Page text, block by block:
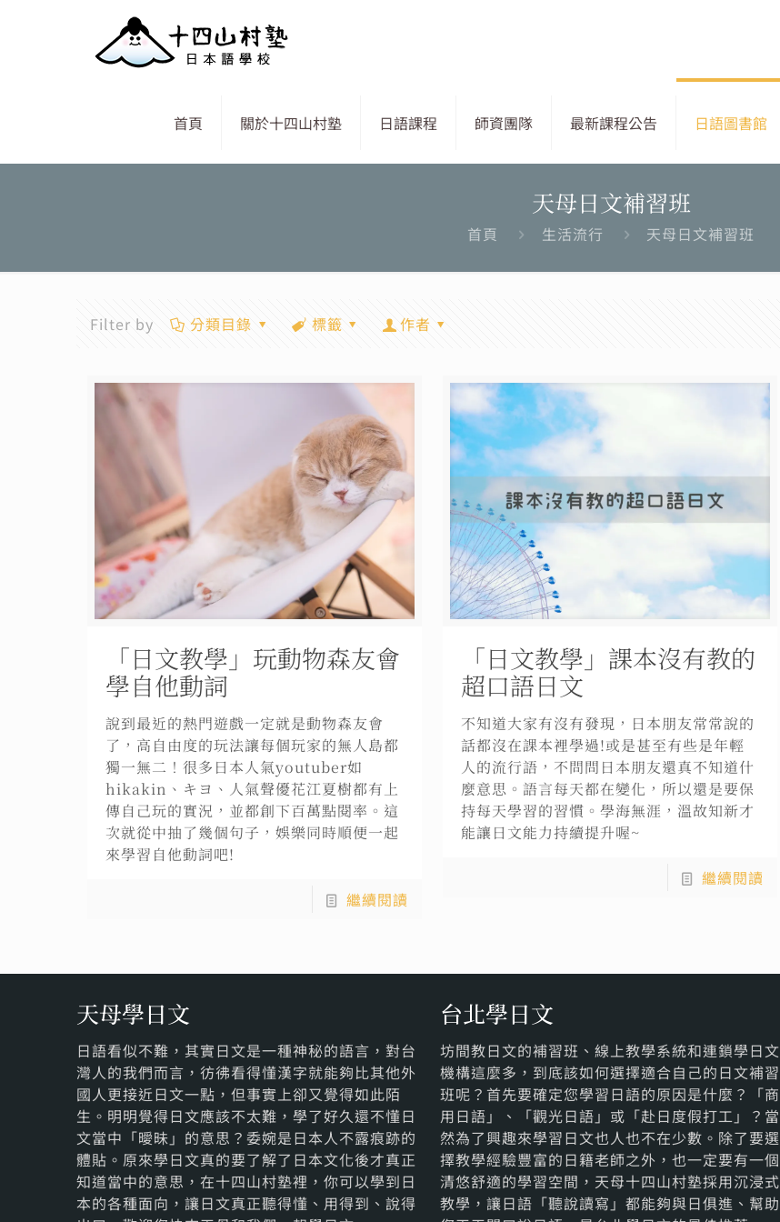
首頁 關於十四山村塾 日語課程 師資團隊 最新課程公告 日語圖書館
天母日文補習班
首頁 生活流行 天母日文補習班
Filter by 分類目錄 標籤 作者
「日文教學」玩動物森友會
學自他動詞
說到最近的熱門遊戲一定就是動物森友會
了，高自由度的玩法讓每個玩家的無人島都
獨一無二！很多日本人氣youtuber如
hikakin、キヨ、人氣聲優花江夏樹都有上
傳自己玩的實況，並都創下百萬點閱率。這
次就從中抽了幾個句子，娛樂同時順便一起
來學習自他動詞吧!
繼續閱讀
「日文教學」課本沒有教的
超口語日文
不知道大家有沒有發現，日本朋友常常說的
話都沒在課本裡學過!或是甚至有些是年輕
人的流行語，不問問日本朋友還真不知道什
麼意思。語言每天都在變化，所以還是要保
持每天學習的習慣。學海無涯，溫故知新才
能讓日文能力持續提升喔~
繼續閱讀
天母學日文
日語看似不難，其實日文是一種神秘的語言，對台
灣人的我們而言，彷彿看得懂漢字就能夠比其他外
國人更接近日文一點，但事實上卻又覺得如此陌
生。明明覺得日文應該不太難，學了好久還不懂日
文當中「曖昧」的意思？委婉是日本人不露痕跡的
體貼。原來學日文真的要了解了日本文化後才真正
知道當中的意思，在十四山村塾裡，你可以學到日
本的各種面向，讓日文真正聽得懂、用得到、說得
台北學日文
坊間教日文的補習班、線上教學系統和連鎖學日文
機構這麼多，到底該如何選擇適合自己的日文補習
班呢？首先要確定您學習日語的原因是什麼？「商
用日語」、「觀光日語」或「赴日度假打工」？當
然為了興趣來學習日文也人也不在少數。除了要選
擇教學經驗豐富的日籍老師之外，也一定要有一個
清悠舒適的學習空間，天母十四山村塾採用沉浸式
教學，讓日語「聽說讀寫」都能夠與日俱進、幫助